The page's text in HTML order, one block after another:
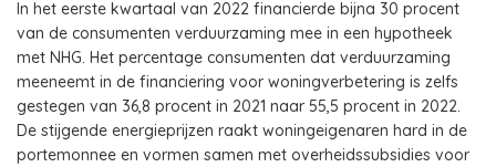
In het eerste kwartaal van 2022 financierde bijna 30 procent
van de consumenten verduurzaming mee in een hypotheek
met NHG. Het percentage consumenten dat verduurzaming
meeneemt in de financiering voor woningverbetering is zelfs
gestegen van 36,8 procent in 2021 naar 55,5 procent in 2022.
De stijgende energieprijzen raakt woningeigenaren hard in de
portemonnee en vormen samen met overheidssubsidies voor